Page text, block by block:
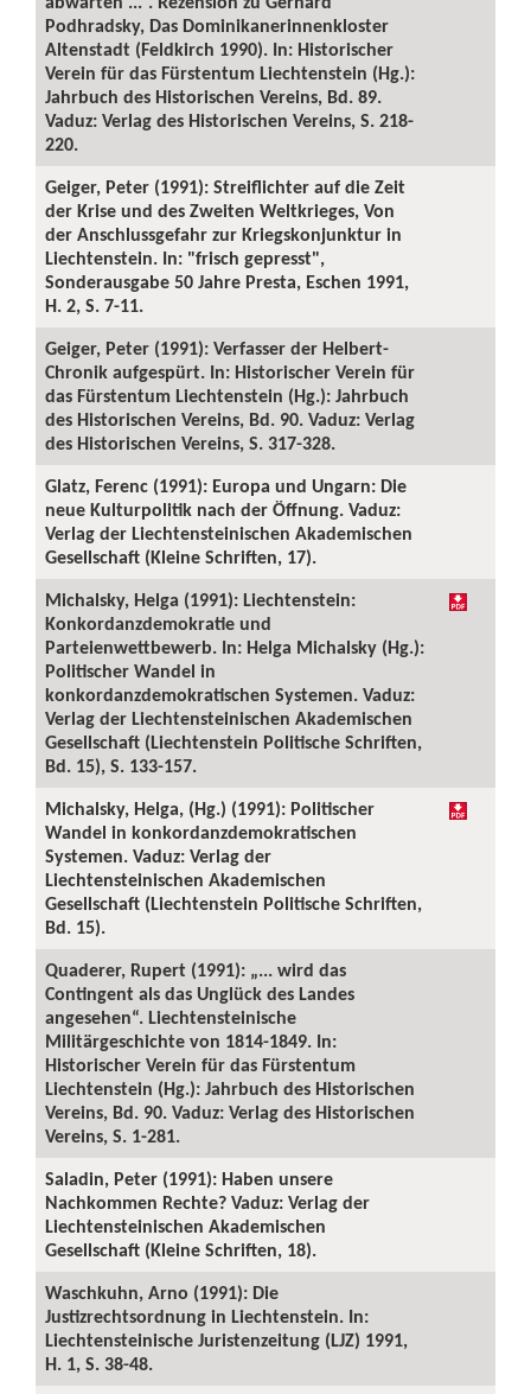
Podhradsky, Das Dominikanerinnenkloster
Altenstadt (Feldkirch 1990). In: Historischer
Verein für das Fürstentum Liechtenstein (Hg.):
Jahrbuch des Historischen Vereins, Bd. 89.
Vaduz: Verlag des Historischen Vereins, S. 218-
220.
Geiger, Peter (1991): Streiflichter auf die Zeit
der Krise und des Zweiten Weltkrieges, Von
der Anschlussgefahr zur Kriegskonjunktur in
Liechtenstein. In: "frisch gepresst",
Sonderausgabe 50 Jahre Presta, Eschen 1991,
H. 2, S. 7-11.
Geiger, Peter (1991): Verfasser der Helbert-
Chronik aufgespürt. In: Historischer Verein für
das Fürstentum Liechtenstein (Hg.): Jahrbuch
des Historischen Vereins, Bd. 90. Vaduz: Verlag
des Historischen Vereins, S. 317-328.
Glatz, Ferenc (1991): Europa und Ungarn: Die
neue Kulturpolitik nach der Öffnung. Vaduz:
Verlag der Liechtensteinischen Akademischen
Gesellschaft (Kleine Schriften, 17).
Michalsky, Helga (1991): Liechtenstein:
Konkordanzdemokratie und
Parteienwettbewerb. In: Helga Michalsky (Hg.):
Politischer Wandel in
konkordanzdemokratischen Systemen. Vaduz:
Verlag der Liechtensteinischen Akademischen
Gesellschaft (Liechtenstein Politische Schriften,
Bd. 15), S. 133-157.
Michalsky, Helga, (Hg.) (1991): Politischer
Wandel in konkordanzdemokratischen
Systemen. Vaduz: Verlag der
Liechtensteinischen Akademischen
Gesellschaft (Liechtenstein Politische Schriften,
Bd. 15).
Quaderer, Rupert (1991): „... wird das
Contingent als das Unglück des Landes
angesehen“. Liechtensteinische
Militärgeschichte von 1814-1849. In:
Historischer Verein für das Fürstentum
Liechtenstein (Hg.): Jahrbuch des Historischen
Vereins, Bd. 90. Vaduz: Verlag des Historischen
Vereins, S. 1-281.
Saladin, Peter (1991): Haben unsere
Nachkommen Rechte? Vaduz: Verlag der
Liechtensteinischen Akademischen
Gesellschaft (Kleine Schriften, 18).
Waschkuhn, Arno (1991): Die
Justizrechtsordnung in Liechtenstein. In:
Liechtensteinische Juristenzeitung (LJZ) 1991,
H. 1, S. 38-48.